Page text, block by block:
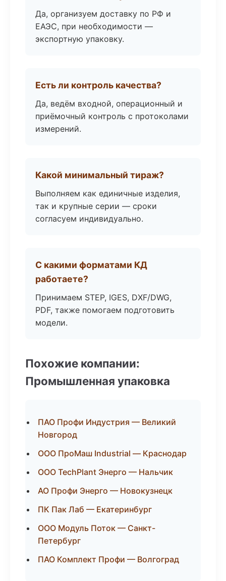
Да, организуем доставку по РФ и
ЕАЭС, при необходимости —
экспортную упаковку.
Есть ли контроль качества?
Да, ведём входной, операционный и
приёмочный контроль с протоколами
измерений.
Какой минимальный тираж?
Выполняем как единичные изделия,
так и крупные серии — сроки
согласуем индивидуально.
С какими форматами КД
работаете?
Принимаем STEP, IGES, DXF/DWG,
PDF, также помогаем подготовить
модели.
Похожие компании:
Промышленная упаковка
ПАО Профи Индустрия — Великий
Новгород
ООО ПроМаш Industrial — Краснодар
ООО TechPlant Энерго — Нальчик
АО Профи Энерго — Новокузнецк
ПК Пак Лаб — Екатеринбург
ООО Модуль Поток — Санкт-
Петербург
ПАО Комплект Профи — Волгоград